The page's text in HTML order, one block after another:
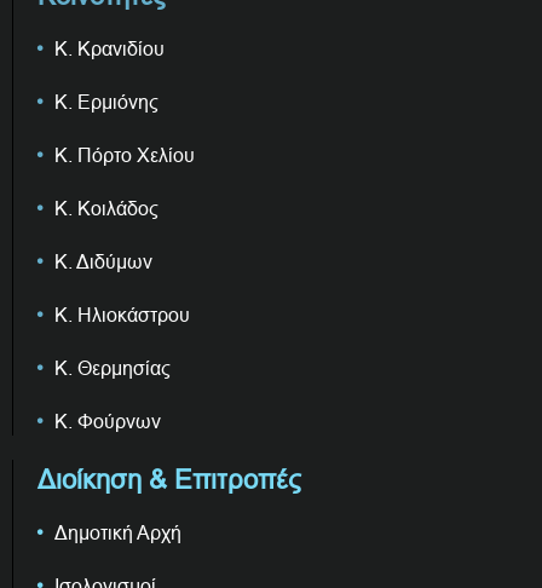
Κ. Κρανιδίου
Κ. Ερμιόνης
Κ. Πόρτο Χελίου
Κ. Κοιλάδος
Κ. Διδύμων
Κ. Ηλιοκάστρου
Κ. Θερμησίας
Κ. Φούρνων
Διοίκηση & Επιτροπές
Δημοτική Αρχή